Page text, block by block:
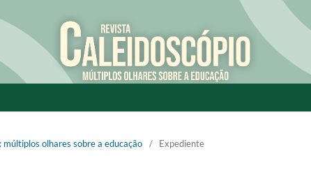
olhares sobre a educação / Expediente